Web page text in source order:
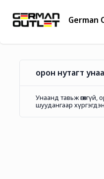
German
орон нутагт
Унаанд тавьж өгөхгүй,
шуудангаар